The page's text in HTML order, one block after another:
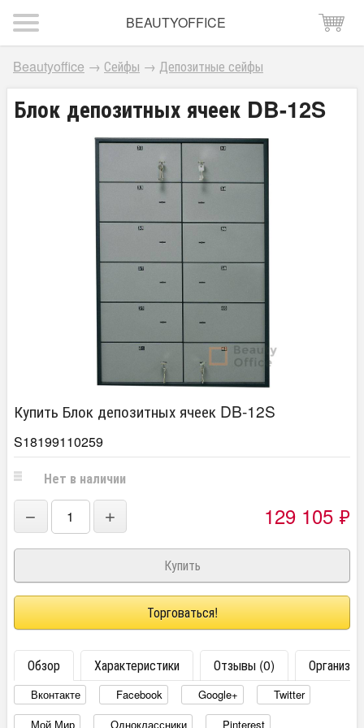
BEAUTYOFFICE
Beautyoffice → Сейфы → Депозитные сейфы
Блок депозитных ячеек DB-12S
Купить Блок депозитных ячеек DB-12S
S18199110259
Нет в наличии
− + 129 105 ₽
Торговаться!
Обзор Характеристики Отзывы (0)
Вконтакте Facebook Google+
Twitter
Мой Мир
Одноклассники Pinterest